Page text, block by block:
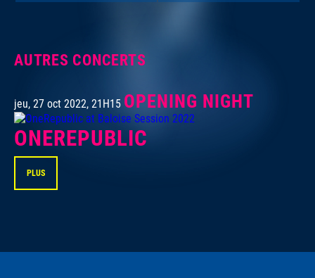
AUTRES CONCERTS
jeu, 27 oct 2022, 21H15 OPENING NIGHT
ONEREPUBLIC
PLUS